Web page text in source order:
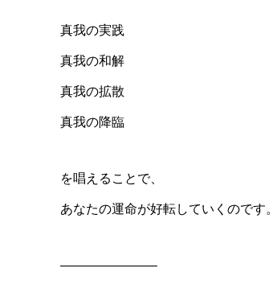
真我の実践
真我の和解
真我の拡散
真我の降臨
を唱えることで、
あなたの運命が好転していくのです。
———————–